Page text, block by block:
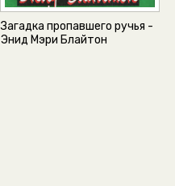
Загадка пропавшего ручья -
Энид Мэри Блайтон